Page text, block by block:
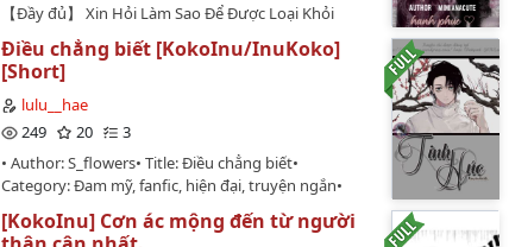
【Đầy đủ】 Xin Hỏi Làm Sao Để Được Loại Khỏi
Show Tuyển Chọn Idol Và Quay Về Chơi Bóng Đá
Ạ!?【Tên gốc】 求问怎么从选秀综艺淘汰回去踢足球
啊！？ - Cầu Vấn Chẩm Ma Tòng Tuyển Tú Tổng
Nghệ Đào Thái Hồi Khứ Thích Túc Cầu A!? - Cầu Hỏi
Như Thế Nào Từ Tuyển Tú Tổng Nghệ Đào Thải Trở
R Ách_597) (ID: xiaosirya)【Editor + Beta】 Muốn Ăn
Thì Lăn Vào Bếp【Fandom】 Blue Lock (all洁 -
AllIsagi)【Nguồn】 Lofter (raw) + Wattpad
Meonhoc2110 (convert)【Tình trạng bản gốc】
Điều chẳng biết [KokoInu/InuKoko]
[Short]
lulu__hae
249
20
3
• Author: S_flowers• Title: Điều chẳng biết•
Category: Đam mỹ, fanfic, hiện đại, truyện ngắn•
bản tuyên ngôn độc lập tự do hào hùng của một
[KokoInu] Cơn ác mộng đến từ người